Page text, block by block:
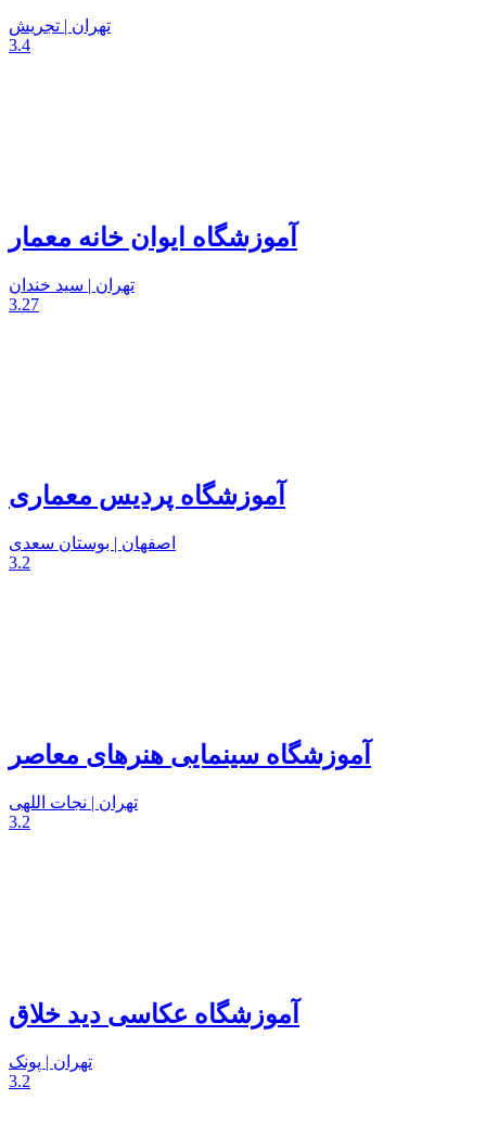
تهران | تجریش
3.4
آموزشگاه ایوان خانه معمار
تهران | سید خندان
3.27
آموزشگاه پردیس معماری
اصفهان | بوستان سعدی
3.2
آموزشگاه سینمایی هنرهای معاصر
تهران | نجات اللهی
3.2
آموزشگاه عکاسی دید خلاق
تهران | پونک
3.2